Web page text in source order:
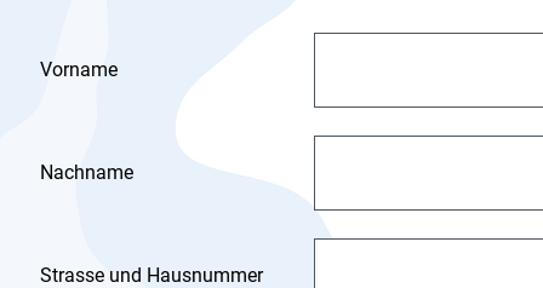
Vorname
Nachname
Strasse und Hausnummer